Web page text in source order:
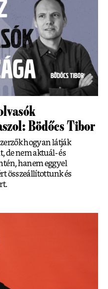
Bödőcs Tibor
hogyan látják
de nem aktuál- és
hanem eggyel
összeállítottunk és